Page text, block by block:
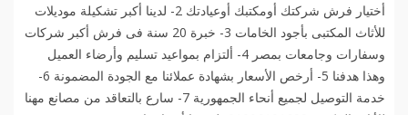
أختيار فرش شركتك أومكتبك أوعيادتك 2- لدينا أكبر تشكيلة موديلات
للأثاث المكتبى بأجود الخامات 3- خبرة 20 سنة فى فرش أكبر شركات
وسفارات وجامعات بمصر 4- ألتزام بمواعيد تسليم وأرضاء العميل
وهذا هدفنا 5- أرخص الأسعار بشهادة عملائنا مع الجودة المضمونة 6-
خدمة التوصيل لجميع أنحاء الجمهورية 7- سارع بالتعاقد من مصانع مهنا